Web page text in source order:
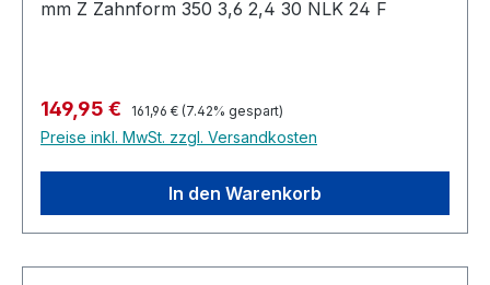
Verkaufspreis:
149,95 € Regulärer Preis:
161,96 € (7.42% gespart)
Preise inkl. MwSt. zzgl. Versandkosten
In den Warenkorb